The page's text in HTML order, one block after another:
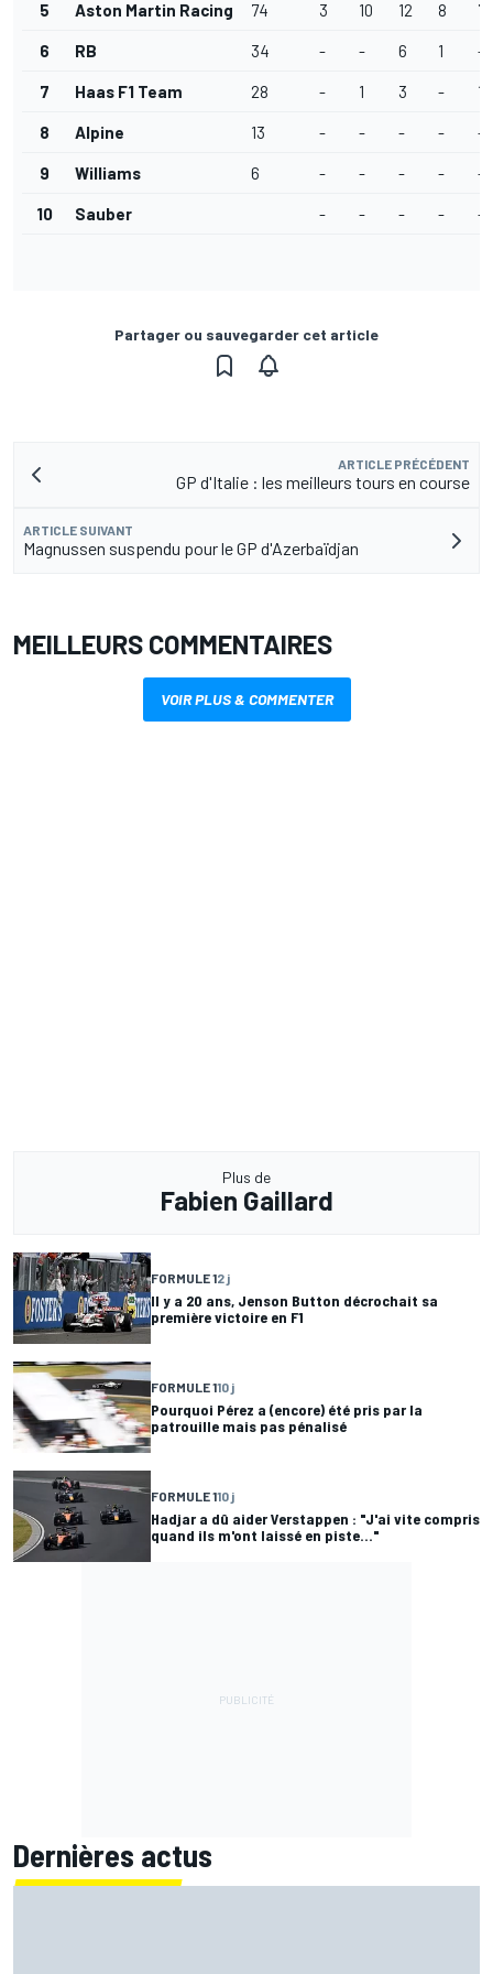
5 Aston Martin Racing 74 3 10 12 8 7
6 RB 34 - - 6 1 -
7 Haas F1 Team 28 - 1 3 - 1
8 Alpine 13 - - - - -
9 Williams 6 - - - - -
10 Sauber - - - - -
Partager ou sauvegarder cet article
ARTICLE PRÉCÉDENT
GP d'Italie : les meilleurs tours en course
ARTICLE SUIVANT
Magnussen suspendu pour le GP d'Azerbaïdjan
MEILLEURS COMMENTAIRES
VOIR PLUS & COMMENTER
Plus de
Fabien Gaillard
FORMULE 12 j
Il y a 20 ans, Jenson Button décrochait sa
première victoire en F1
FORMULE 110 j
Pourquoi Pérez a (encore) été pris par la
patrouille mais pas pénalisé
FORMULE 110 j
Hadjar a dû aider Verstappen : "J'ai vite compris
quand ils m'ont laissé en piste..."
Dernières actus